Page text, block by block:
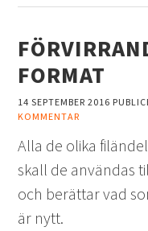
FORMAT
14 SEPTEMBER 2016
KOMMENTAR
Alla de olika
skall de användas
och berättar vad
är nytt.